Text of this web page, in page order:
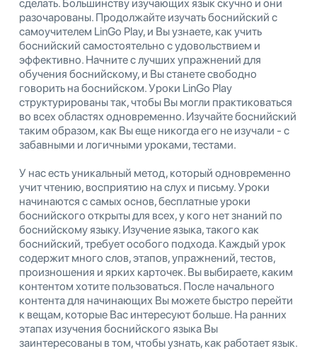
сделать. Большинству изучающих язык скучно и они
разочарованы. Продолжайте изучать боснийский с
самоучителем LinGo Play, и Вы узнаете, как учить
боснийский самостоятельно с удовольствием и
эффективно. Начните с лучших упражнений для
обучения боснийскому, и Вы станете свободно
говорить на боснийском. Уроки LinGo Play
структурированы так, чтобы Вы могли практиковаться
во всех областях одновременно. Изучайте боснийский
таким образом, как Вы еще никогда его не изучали - с
забавными и логичными уроками, тестами.
У нас есть уникальный метод, который одновременно
учит чтению, восприятию на слух и письму. Уроки
начинаются с самых основ, бесплатные уроки
боснийского открыты для всех, у кого нет знаний по
боснийскому языку. Изучение языка, такого как
боснийский, требует особого подхода. Каждый урок
содержит много слов, этапов, упражнений, тестов,
произношения и ярких карточек. Вы выбираете, каким
контентом хотите пользоваться. После начального
контента для начинающих Вы можете быстро перейти
к вещам, которые Вас интересуют больше. На ранних
этапах изучения боснийского языка Вы
заинтересованы в том, чтобы узнать, как работает язык.